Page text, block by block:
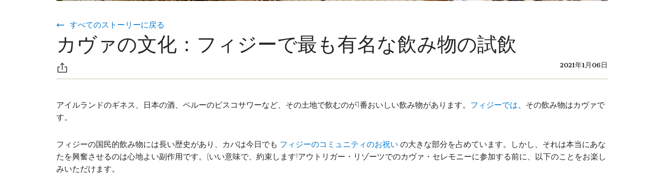
すべてのストーリーに戻る
カヴァの文化：フィジーで最も有名な飲み物の試飲
2021年1月06日
アイルランドのギネス、日本の酒、ペルーのピスコサワーなど、その土地で飲むのが1番おいしい飲み物があります。 フィジーでは、その飲み物はカヴァで
す。
フィジーの国民的飲み物には長い歴史があり、カバは今日でも フィジーのコミュニティのお祝い の大きな部分を占めています。しかし、それは本当にあな
たを興奮させるのは心地よい副作用です。(いい意味で、約束します!アウトリガー・リゾーツでのカヴァ・セレモニーに参加する前に、以下のことをお楽し
みいただけます。